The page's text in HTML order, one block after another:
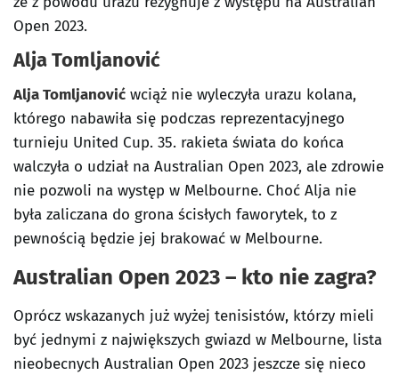
Open 2023.
Alja Tomljanović
Alja Tomljanović wciąż nie wyleczyła urazu kolana,
którego nabawiła się podczas reprezentacyjnego
turnieju United Cup. 35. rakieta świata do końca
walczyła o udział na Australian Open 2023, ale zdrowie
nie pozwoli na występ w Melbourne. Choć Alja nie
była zaliczana do grona ścisłych faworytek, to z
pewnością będzie jej brakować w Melbourne.
Australian Open 2023 – kto nie zagra?
Oprócz wskazanych już wyżej tenisistów, którzy mieli
być jednymi z największych gwiazd w Melbourne, lista
nieobecnych Australian Open 2023 jeszcze się nieco